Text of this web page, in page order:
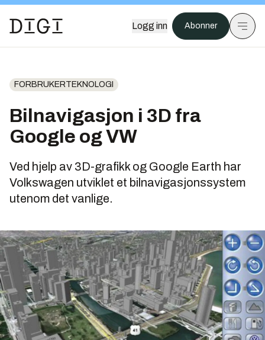
Logg inn Abonner
FORBRUKERTEKNOLOGI
Bilnavigasjon i 3D fra
Google og VW
Ved hjelp av 3D-grafikk og Google Earth har
Volkswagen utviklet et bilnavigasjonssystem
utenom det vanlige.